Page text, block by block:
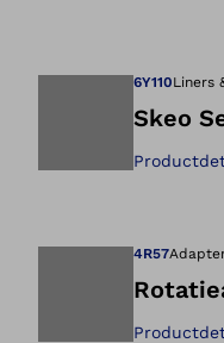
6Y110Liners
Skeo
4R57